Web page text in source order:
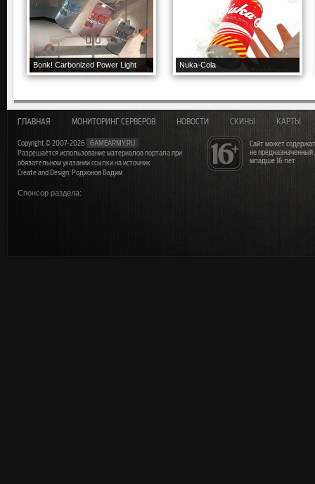
Bonk! Carbonized Power Light Nuka-Cola
Сайт может
не
младше 16 лет
ГЛАВНАЯ МОНИТОРИНГ СЕРВЕРОВ НОВОСТИ СКИНЫ КАРТЫ
Copyright © 2007-2026
GAMEARMY.RU
Разрешается использование материалов портала при
обязательном указании ссылки на источник
Create and Design: Родионов Вадим
Спонсор раздела: